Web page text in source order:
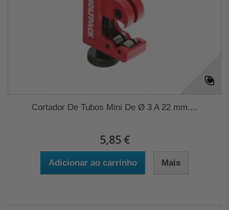
Cortador De Tubos Mini De Ø 3 A 22 mm....
5,85 €
Adicionar ao carrinho Mais